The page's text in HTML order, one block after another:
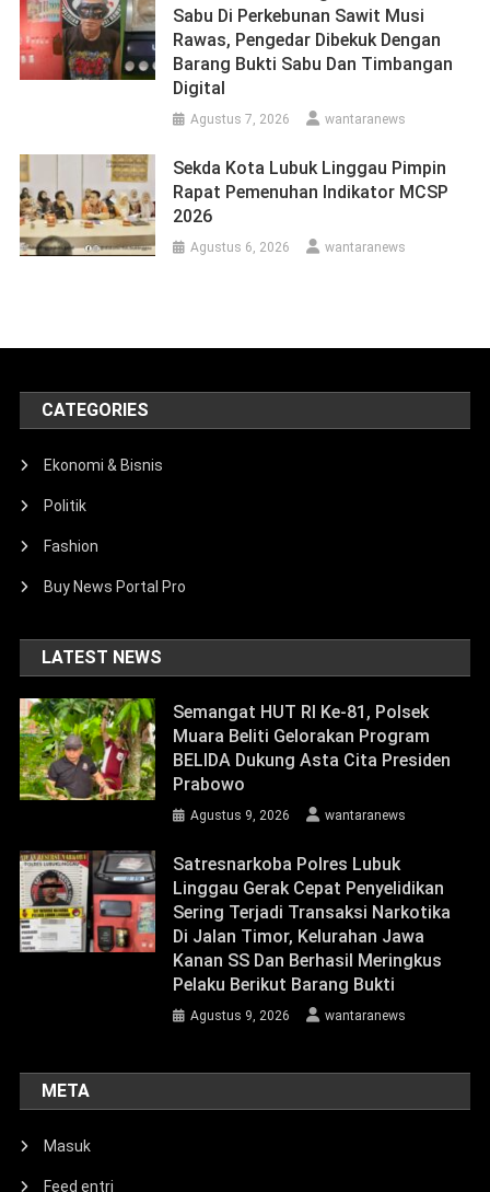
Sabu Di Perkebunan Sawit Musi
Rawas, Pengedar Dibekuk Dengan
Barang Bukti Sabu Dan Timbangan
Digital
Agustus 7, 2026 wantaranews
Sekda Kota Lubuk Linggau Pimpin
Rapat Pemenuhan Indikator MCSP
2026
Agustus 6, 2026 wantaranews
CATEGORIES
Ekonomi & Bisnis
Politik
Fashion
Buy News Portal Pro
LATEST NEWS
Semangat HUT RI Ke-81, Polsek
Muara Beliti Gelorakan Program
BELIDA Dukung Asta Cita Presiden
Prabowo
Agustus 9, 2026 wantaranews
Satresnarkoba Polres Lubuk
Linggau Gerak Cepat Penyelidikan
Sering Terjadi Transaksi Narkotika
Di Jalan Timor, Kelurahan Jawa
Kanan SS Dan Berhasil Meringkus
Pelaku Berikut Barang Bukti
Agustus 9, 2026 wantaranews
META
Masuk
Feed entri